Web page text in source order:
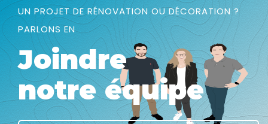
UN PROJET DE RÉNOVATION OU DÉCORATION ?
PARLONS EN
Joindre
notre équipe